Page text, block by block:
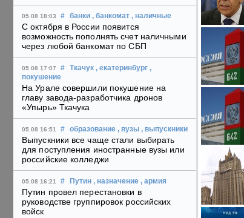
05.08 18:03 # банки , банкомат , наличные
С октября в России появится
возможность пополнять счет наличными
через любой банкомат по СБП
05.08 17:07 # Ткачук , екатеринбург ,
покушение
На Урале совершили покушение на
главу завода-разработчика дронов
«Упырь» Ткачука
05.08 16:51 # образование , вузы , выпускники
Выпускники все чаще стали выбирать
для поступления иностранные вузы или
российские колледжи
05.08 16:21 # Путин , назначение , армия
Путин провел перестановки в
руководстве группировок российских
войск